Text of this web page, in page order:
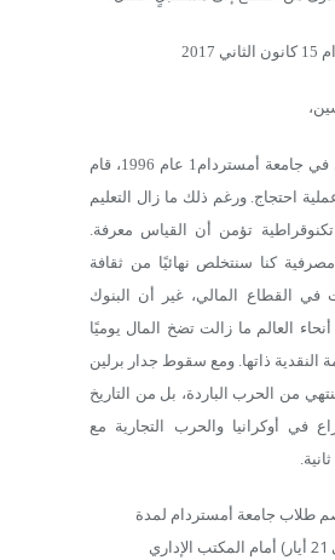
منذ الاعتصام الأول في جامعة أمستردام1 عام 1996، قام
احتجاج. ورغم ذلك ما زال التعليم
تؤمن أن القياس معرفة.
كنا سنتخلص نهائيًا من ثقافة
في القطاع المالي، غير أن البنوك
العالم ما زالت تضخ المال يوميًا
النقدية ذاتها. ومع سقوط جدار برلين
من الحرب الباردة، بل من التاريخ
في أوكرانيا والحرب التجارية مع
1969 اعتصم طلاب جامعة أمستردام لمدة
خمسة أيام (16 إلى 21 أيار) أمام المكتب الإداري